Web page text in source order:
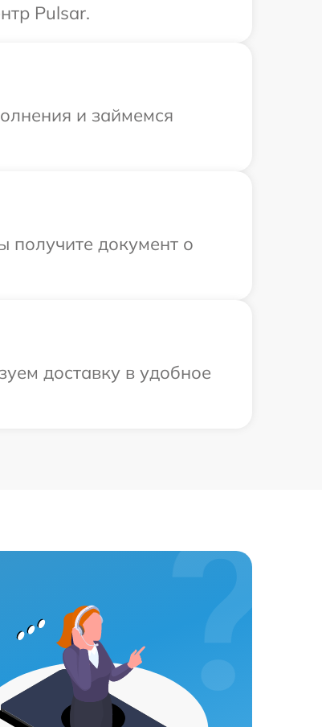
Pulsar.
и займемся
получите документ о
доставку в удобное